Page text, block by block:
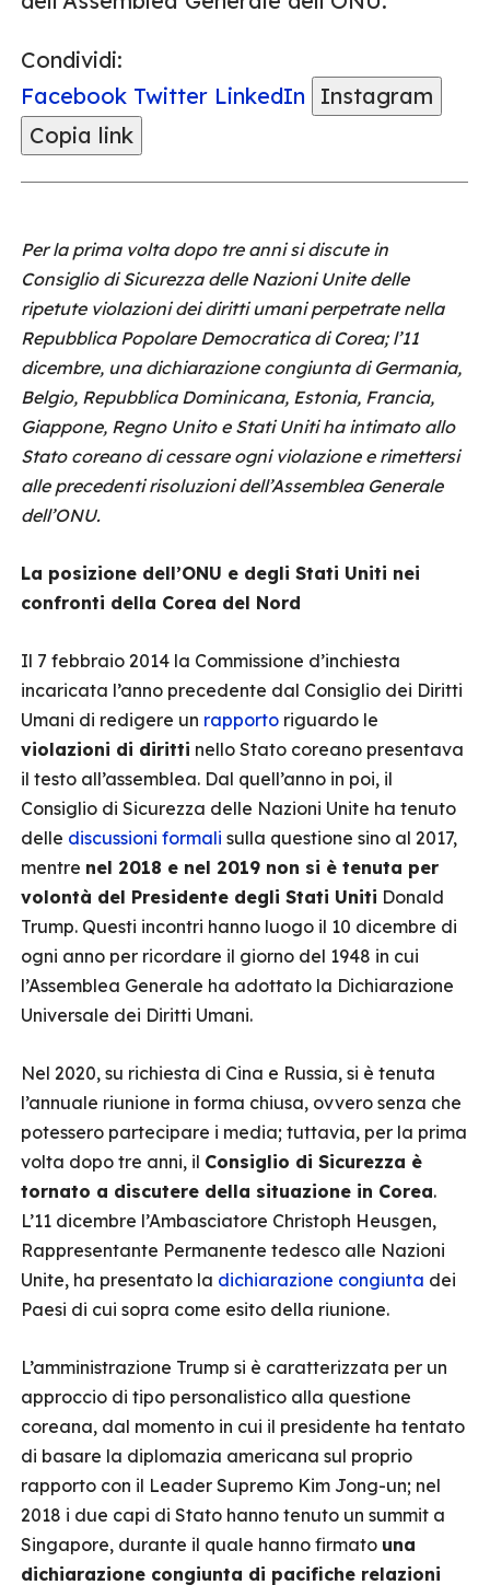
Condividi:
Facebook Twitter LinkedIn
Instagram
Copia link
Per la prima volta dopo tre anni si discute in
Consiglio di Sicurezza delle Nazioni Unite delle
ripetute violazioni dei diritti umani perpetrate nella
Repubblica Popolare Democratica di Corea; l’11
dicembre, una dichiarazione congiunta di Germania,
Belgio, Repubblica Dominicana, Estonia, Francia,
Giappone, Regno Unito e Stati Uniti ha intimato allo
Stato coreano di cessare ogni violazione e rimettersi
alle precedenti risoluzioni dell’Assemblea Generale
dell’ONU.
La posizione dell’ONU e degli Stati Uniti nei
confronti della Corea del Nord
Il 7 febbraio 2014 la Commissione d’inchiesta
incaricata l’anno precedente dal Consiglio dei Diritti
Umani di redigere un rapporto riguardo le
violazioni di diritti nello Stato coreano presentava
il testo all’assemblea. Dal quell’anno in poi, il
Consiglio di Sicurezza delle Nazioni Unite ha tenuto
delle discussioni formali sulla questione sino al 2017,
mentre nel 2018 e nel 2019 non si è tenuta per
volontà del Presidente degli Stati Uniti Donald
Trump. Questi incontri hanno luogo il 10 dicembre di
ogni anno per ricordare il giorno del 1948 in cui
l’Assemblea Generale ha adottato la Dichiarazione
Universale dei Diritti Umani.
Nel 2020, su richiesta di Cina e Russia, si è tenuta
l’annuale riunione in forma chiusa, ovvero senza che
potessero partecipare i media; tuttavia, per la prima
volta dopo tre anni, il Consiglio di Sicurezza è
tornato a discutere della situazione in Corea.
L’11 dicembre l’Ambasciatore Christoph Heusgen,
Rappresentante Permanente tedesco alle Nazioni
Unite, ha presentato la dichiarazione congiunta dei
Paesi di cui sopra come esito della riunione.
L’amministrazione Trump si è caratterizzata per un
approccio di tipo personalistico alla questione
coreana, dal momento in cui il presidente ha tentato
di basare la diplomazia americana sul proprio
rapporto con il Leader Supremo Kim Jong-un; nel
2018 i due capi di Stato hanno tenuto un summit a
Singapore, durante il quale hanno firmato una
dichiarazione congiunta di pacifiche relazioni